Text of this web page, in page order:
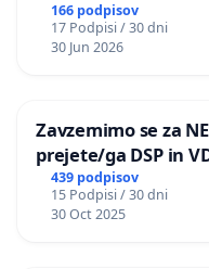
166 podpisov
17 Podpisi / 30 dni
30 Jun 2026
Zavzemimo se za
prejete/ga DSP in
439 podpisov
15 Podpisi / 30 dni
30 Oct 2025